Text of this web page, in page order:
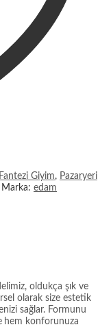
Fantezi Giyim, Pazaryeri
Marka: edam
oldukça şık ve
olarak size estetik
sağlar. Formunu
hem konforunuza